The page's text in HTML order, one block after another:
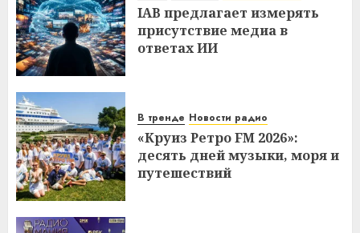
IAB предлагает измерять
присутствие медиа в
ответах ИИ
В тренде Новости радио
«Круиз Ретро FM 2026»:
десять дней музыки, моря и
путешествий